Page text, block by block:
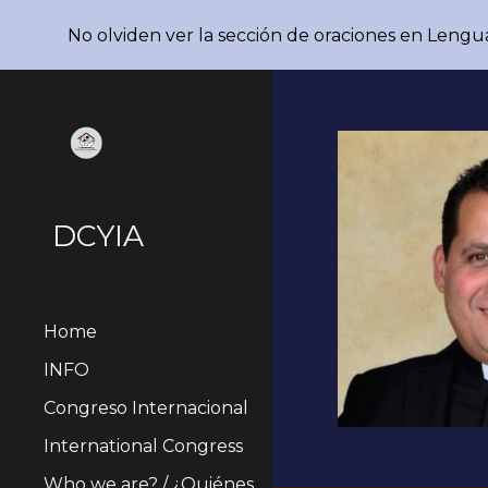
No olviden ver la sección de oraciones en
DCYIA
Home
INFO
Congreso Internacional
International Congress